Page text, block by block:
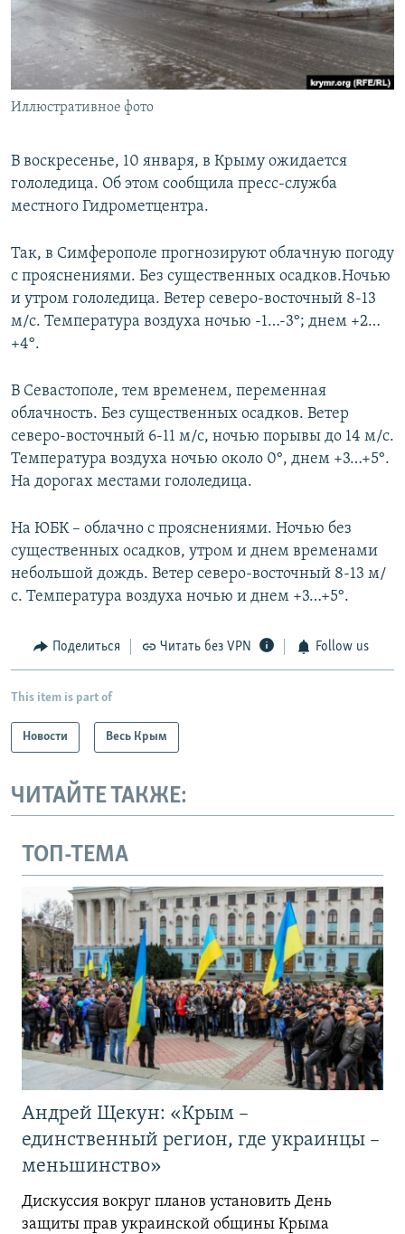
ПОБЕДИТЕЛЕЙ НЕ СУДЯТ?
КРЫМ.НЕПОКОРЕННЫЙ
ELIFBE
УКРАИНСКАЯ ПРОБЛЕМА КРЫМА
ПРИСОЕДИНЯЙТЕСЬ!
Иллюстративное фото
В воскресенье, 10 января, в Крыму ожидается
гололедица. Об этом сообщила пресс-служба
местного Гидрометцентра.
Так, в Симферополе прогнозируют облачную погоду
с прояснениями. Без существенных осадков.Ночью
и утром гололедица. Ветер северо-восточный 8-13
м/с. Температура воздуха ночью -1…-3°; днем +2…
+4°.
В Севастополе, тем временем, переменная
облачность. Без существенных осадков. Ветер
северо-восточный 6-11 м/с, ночью порывы до 14 м/с.
Температура воздуха ночью около 0°, днем +3…+5°.
На дорогах местами гололедица.
На ЮБК – облачно с прояснениями. Ночью без
существенных осадков, утром и днем временами
небольшой дождь. Ветер северо-восточный 8-13 м/
с. Температура воздуха ночью и днем +3…+5°.
Поделиться Читать без VPN Follow us
This item is part of
Новости Весь Крым
ЧИТАЙТЕ ТАКЖЕ:
ТОП-ТЕМА
Андрей Щекун: «Крым –
единственный регион, где украинцы –
меньшинство»
Дискуссия вокруг планов установить День
защиты прав украинской общины Крыма